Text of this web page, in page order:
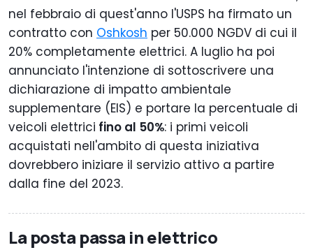
nel febbraio di quest'anno l'USPS ha firmato un
contratto con Oshkosh per 50.000 NGDV di cui il
20% completamente elettrici. A luglio ha poi
annunciato l'intenzione di sottoscrivere una
dichiarazione di impatto ambientale
supplementare (EIS) e portare la percentuale di
veicoli elettrici fino al 50%: i primi veicoli
acquistati nell'ambito di questa iniziativa
dovrebbero iniziare il servizio attivo a partire
dalla fine del 2023.
La posta passa in elettrico